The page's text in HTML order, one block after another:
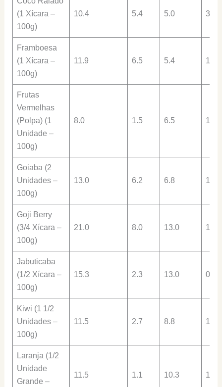
(1 Xícara –
100g)
10.4 5.4 5.0 3.7
Framboesa
(1 Xícara –
100g)
11.9 6.5 5.4 1.2
Frutas
Vermelhas
(Polpa) (1
Unidade –
100g)
8.0 1.5 6.5 1.0
Goiaba (2
Unidades –
100g)
13.0 6.2 6.8 1.1
Goji Berry
(3/4 Xícara –
100g)
21.0 8.0 13.0 11.0
Jabuticaba
(1/2 Xícara –
100g)
15.3 2.3 13.0 0.6
Kiwi (1 1/2
Unidades –
100g)
11.5 2.7 8.8 1.3
Laranja (1/2
Unidade
Grande –
11.5 1.1 10.3 1.0